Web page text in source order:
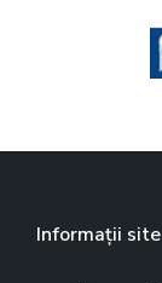
Informații site